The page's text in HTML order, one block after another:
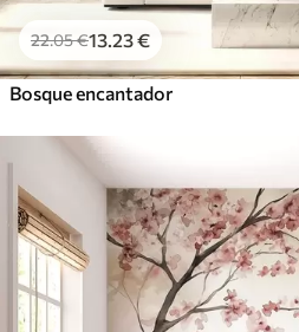
22.05€13.23€
Bosque encantador